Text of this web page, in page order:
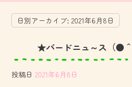
日別アーカイブ:2021年6月8日
★バードニュ～ス（●
投稿日 2021年6月8日